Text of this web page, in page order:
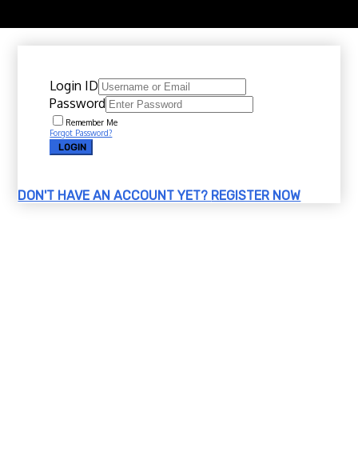
Login ID
Password
Remember Me
Forgot Password?
LOGIN
DON'T HAVE AN ACCOUNT YET? REGISTER NOW